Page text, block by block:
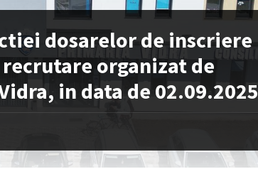
dosarelor de inscriere
organizat de
in data de 02.09.2025